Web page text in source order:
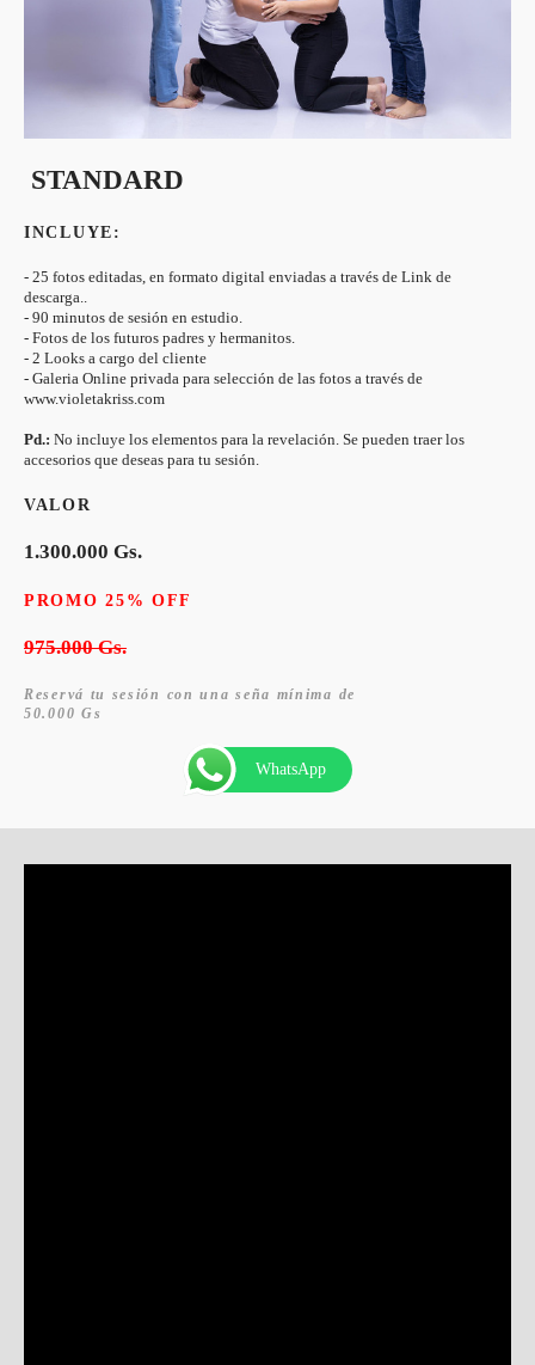
STANDARD
INCLUYE:
- 25 fotos editadas, en formato digital enviadas a través de Link de
descarga..
- 90 minutos de sesión en estudio.
- Fotos de los futuros padres y hermanitos.
- 2 Looks a cargo del cliente
- Galeria Online privada para selección de las fotos a través de
www.violetakriss.com
Pd.: No incluye los elementos para la revelación. Se pueden traer los
accesorios que deseas para tu sesión.
VALOR
1.300.000 Gs.
PROMO 25% OFF
975.000 Gs.
Reservá tu sesión con una seña mínima de
50.000 Gs
WhatsApp